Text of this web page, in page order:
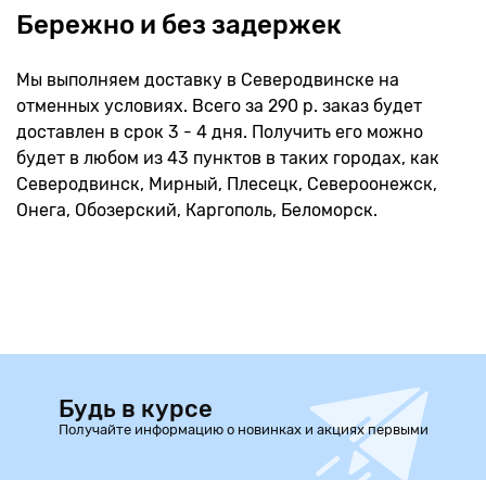
Бережно и без задержек
Мы выполняем доставку в Северодвинске на
отменных условиях. Всего за 290 р. заказ будет
доставлен в срок 3 - 4 дня. Получить его можно
будет в любом из 43 пунктов в таких городах, как
Северодвинск, Мирный, Плесецк, Североонежск,
Онега, Обозерский, Каргополь, Беломорск.
Будь в курсе
Получайте информацию о новинках и акциях первыми